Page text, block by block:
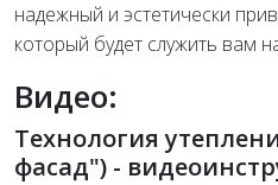
надежный и эстетически
который будет служить вам
Видео:
Технология
фасад") -